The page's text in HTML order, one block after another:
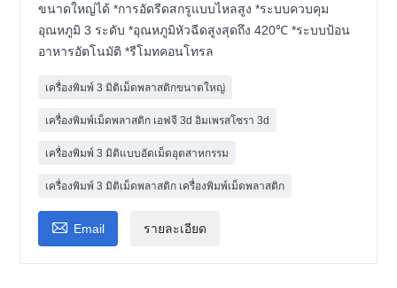
ขนาดใหญ่ได้ *การอัดรีดสกรูแบบไหลสูง *ระบบควบคุม
อุณหภูมิ 3 ระดับ *อุณหภูมิหัวฉีดสูงสุดถึง 420℃ *ระบบป้อน
อาหารอัตโนมัติ *รีโมทคอนโทรล
เครื่องพิมพ์ 3 มิติเม็ดพลาสติกขนาดใหญ่
เครื่องพิมพ์เม็ดพลาสติก เอฟจี 3d อิมเพรสโซรา 3d
เครื่องพิมพ์ 3 มิติแบบอัดเม็ดอุตสาหกรรม
เครื่องพิมพ์ 3 มิติเม็ดพลาสติก เครื่องพิมพ์เม็ดพลาสติก
 Email รายละเอียด